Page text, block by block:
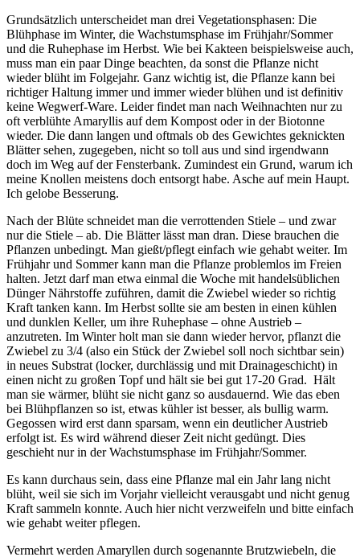
Grundsätzlich unterscheidet man drei Vegetationsphasen: Die
Blühphase im Winter, die Wachstumsphase im Frühjahr/Sommer
und die Ruhephase im Herbst. Wie bei Kakteen beispielsweise auch,
muss man ein paar Dinge beachten, da sonst die Pflanze nicht
wieder blüht im Folgejahr. Ganz wichtig ist, die Pflanze kann bei
richtiger Haltung immer und immer wieder blühen und ist definitiv
keine Wegwerf-Ware. Leider findet man nach Weihnachten nur zu
oft verblühte Amaryllis auf dem Kompost oder in der Biotonne
wieder. Die dann langen und oftmals ob des Gewichtes geknickten
Blätter sehen, zugegeben, nicht so toll aus und sind irgendwann
doch im Weg auf der Fensterbank. Zumindest ein Grund, warum ich
meine Knollen meistens doch entsorgt habe. Asche auf mein Haupt.
Ich gelobe Besserung.
Nach der Blüte schneidet man die verrottenden Stiele – und zwar
nur die Stiele – ab. Die Blätter lässt man dran. Diese brauchen die
Pflanzen unbedingt. Man gießt/pflegt einfach wie gehabt weiter. Im
Frühjahr und Sommer kann man die Pflanze problemlos im Freien
halten. Jetzt darf man etwa einmal die Woche mit handelsüblichen
Dünger Nährstoffe zuführen, damit die Zwiebel wieder so richtig
Kraft tanken kann. Im Herbst sollte sie am besten in einen kühlen
und dunklen Keller, um ihre Ruhephase – ohne Austrieb –
anzutreten. Im Winter holt man sie dann wieder hervor, pflanzt die
Zwiebel zu 3/4 (also ein Stück der Zwiebel soll noch sichtbar sein)
in neues Substrat (locker, durchlässig und mit Drainageschicht) in
einen nicht zu großen Topf und hält sie bei gut 17-20 Grad. Hält
man sie wärmer, blüht sie nicht ganz so ausdauernd. Wie das eben
bei Blühpflanzen so ist, etwas kühler ist besser, als bullig warm.
Gegossen wird erst dann sparsam, wenn ein deutlicher Austrieb
erfolgt ist. Es wird während dieser Zeit nicht gedüngt. Dies
geschieht nur in der Wachstumsphase im Frühjahr/Sommer.
Es kann durchaus sein, dass eine Pflanze mal ein Jahr lang nicht
blüht, weil sie sich im Vorjahr vielleicht verausgabt und nicht genug
Kraft sammeln konnte. Auch hier nicht verzweifeln und bitte einfach
wie gehabt weiter pflegen.
Vermehrt werden Amaryllen durch sogenannte Brutzwiebeln, die